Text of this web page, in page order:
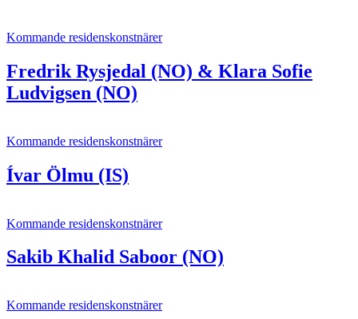
Kommande residenskonstnärer
Fredrik Rysjedal (NO) & Klara Sofie
Ludvigsen (NO)
Kommande residenskonstnärer
Ívar Ölmu (IS)
Kommande residenskonstnärer
Sakib Khalid Saboor (NO)
Kommande residenskonstnärer